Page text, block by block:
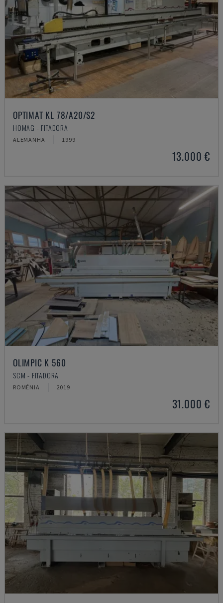
OPTIMAT KL 78/A20/S2
HOMAG - FITADORA
ALEMANHA 1999
13.000 €
OLIMPIC K 560
SCM - FITADORA
ROMÉNIA 2019
31.000 €